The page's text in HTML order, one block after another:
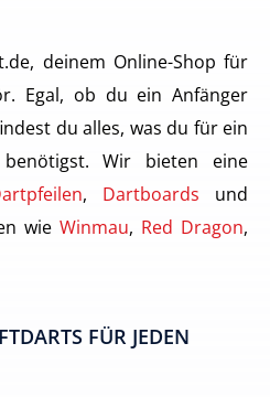
deinem Online-Shop für
Egal, ob du ein Anfänger
du alles, was du für ein
benötigst. Wir bieten eine
, Dartboards und
wie Winmau, Red Dragon,
FÜR JEDEN